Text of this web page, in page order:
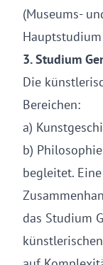
(Museums-
3. Studium
Die
Bereichen:
a)
b)
begleitet.
das Studium